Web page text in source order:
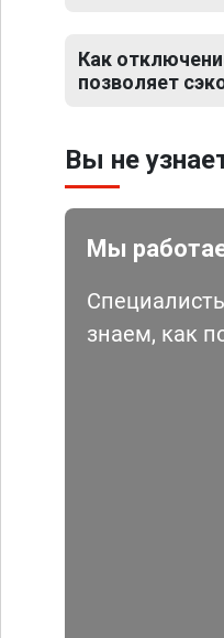
Как
позволяет
Вы не
Мы
знаем, как